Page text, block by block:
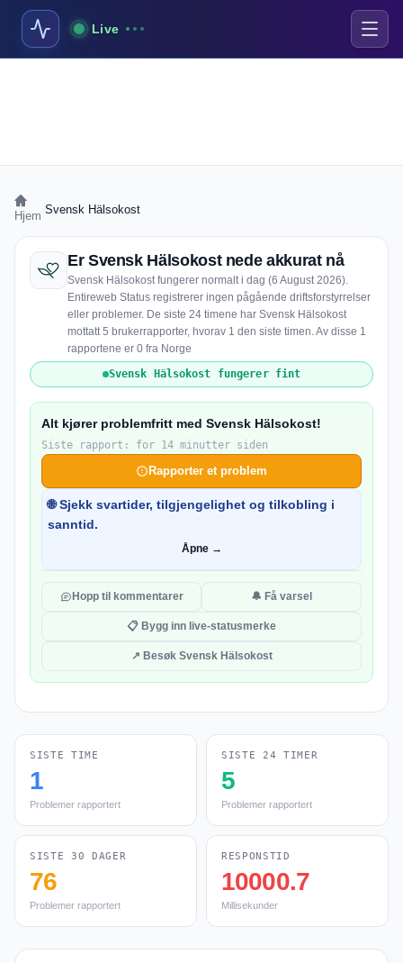
Live
Hjem Svensk Hälsokost
Er Svensk Hälsokost nede akkurat nå
Svensk Hälsokost fungerer normalt i dag (6 August 2026).
Entireweb Status registrerer ingen pågående driftsforstyrrelser
eller problemer. De siste 24 timene har Svensk Hälsokost
mottatt 5 brukerrapporter, hvorav 1 den siste timen. Av disse 1
rapportene er 0 fra Norge
Svensk Hälsokost fungerer fint
Alt kjører problemfritt med Svensk Hälsokost!
Siste rapport: for 14 minutter siden
Rapporter et problem
🌐 Sjekk svartider, tilgjengelighet og tilkobling i
sanntid.
Åpne →
Hopp til kommentarer 🔔 Få varsel
📋 Bygg inn live-statusmerke
↗ Besøk Svensk Hälsokost
SISTE TIME
1
Problemer rapportert
SISTE 24 TIMER
5
Problemer rapportert
SISTE 30 DAGER
76
Problemer rapportert
RESPONSTID
10000.7
Millisekunder